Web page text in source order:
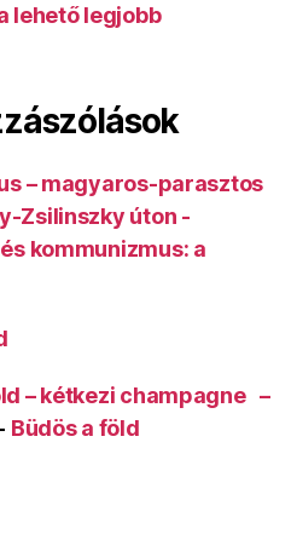
lehető legjobb
– magyaros-parasztos
Zsilinszky úton -
kommunizmus: a
– kétkezi champagne –
Büdös a föld